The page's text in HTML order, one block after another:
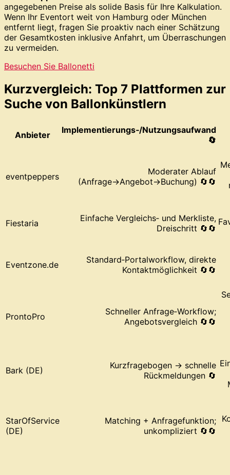
angegebenen Preise als solide Basis für Ihre Kalkulation.
Wenn Ihr Eventort weit von Hamburg oder München
entfernt liegt, fragen Sie proaktiv nach einer Schätzung
der Gesamtkosten inklusive Anfahrt, um Überraschungen
zu vermeiden.
Besuchen Sie Ballonetti
Kurzvergleich: Top 7 Plattformen zur
Suche von Ballonkünstlern
Anbieter
Implementierungs‑/Nutzungsaufwand
🔄
eventpeppers
Moderater Ablauf
(Anfrage→Angebot→Buchung) 🔄🔄
Fiestaria
Einfache Vergleichs‑ und Merkliste,
Dreischritt 🔄🔄
Eventzone.de
Standard‑Portalworkflow, direkte
Kontaktmöglichkeit 🔄🔄
ProntoPro
Schneller Anfrage‑Workflow;
Angebotsvergleich 🔄🔄
Bark (DE)
Kurzfragebogen → schnelle
Rückmeldungen 🔄
StarOfService
(DE)
Matching + Anfragefunktion;
unkompliziert 🔄🔄